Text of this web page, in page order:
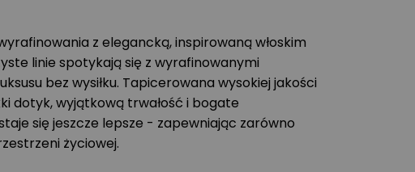
z elegancką, inspirowaną włoskim
linie spotykają się z wyrafinowanymi
bez wysiłku. Tapicerowana wysokiej jakości
dotyk, wyjątkową trwałość i bogate
się jeszcze lepsze - zapewniając zarówno
życiowej.